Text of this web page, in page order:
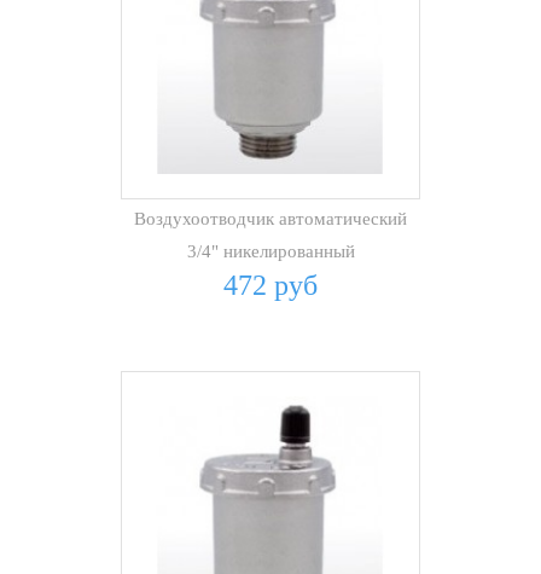
Воздухоотводчик автоматический
3/4" никелированный
472 руб